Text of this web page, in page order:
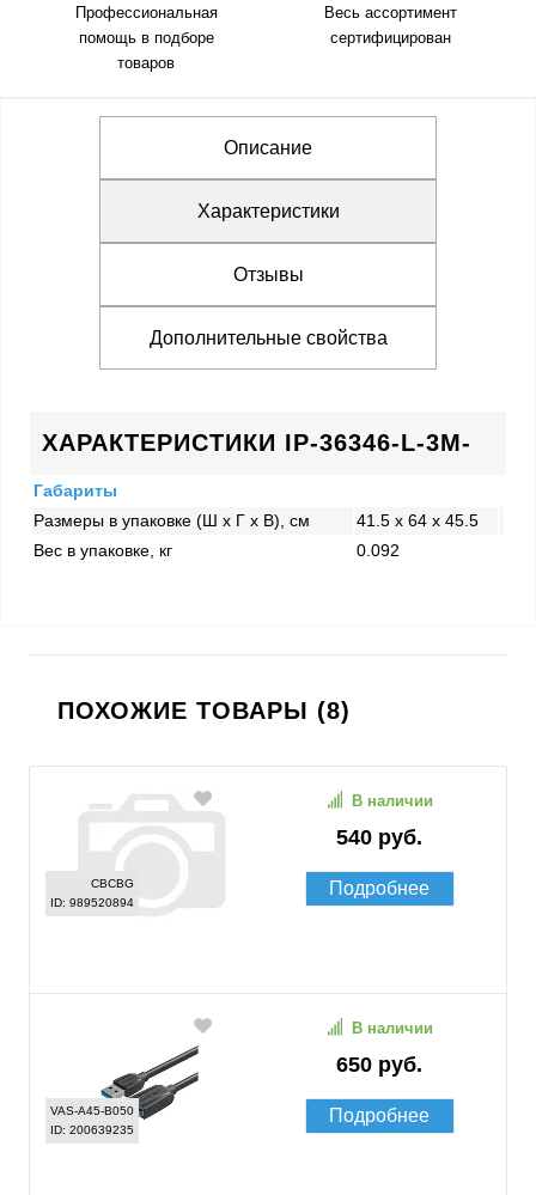
Профессиональная
помощь в подборе
товаров
Весь ассортимент
сертифицирован
Описание
Характеристики
Отзывы
Дополнительные свойства
ХАРАКТЕРИСТИКИ IP-36346-L-3M-
Габариты
Размеры в упаковке (Ш x Г x В), см
41.5 x 64 x 45.5
Вес в упаковке, кг
0.092
ПОХОЖИЕ ТОВАРЫ (8)
CBCBG
ID: 989520894
540 руб.
В наличии
Подробнее
VAS-A45-B050
ID: 200639235
650 руб.
В наличии
Подробнее